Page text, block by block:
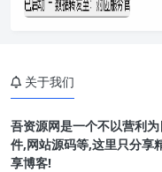
关于我们
吾资源网是一个不以营利
件,网站源码等,这里只分享
享博客!